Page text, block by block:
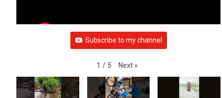
Subscribe to my channel
1 / 5 Next »